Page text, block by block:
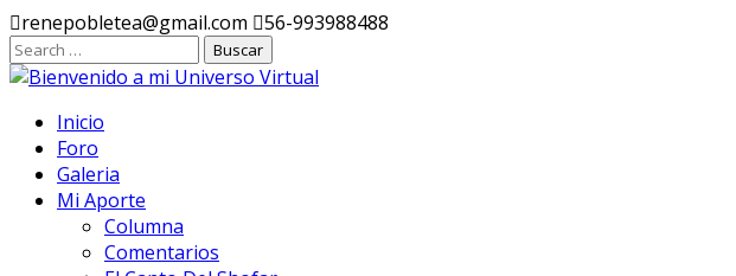
Ir
al
contenido
renepobletea@gmail.com 56-993988488
Inicio
Foro
Galeria
Mi Aporte
Columna
Comentarios